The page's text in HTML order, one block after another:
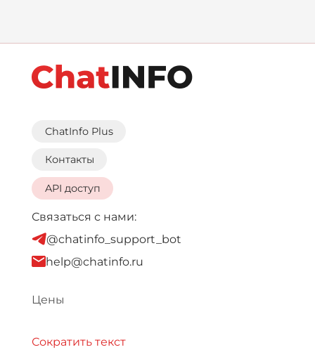
ChatInfo Plus
Контакты
API доступ
Связаться с нами:
@chatinfo_support_bot
help@chatinfo.ru
Цены
Сократить текст